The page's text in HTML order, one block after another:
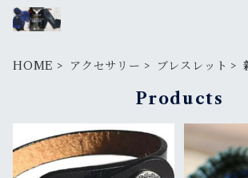
HOME アクセサリー ブレスレット
Products